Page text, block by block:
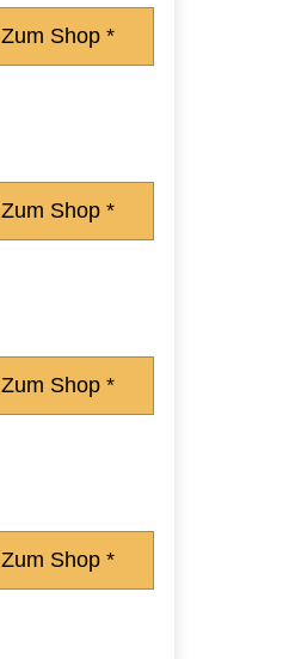
Zum Shop *
Zum Shop *
Zum Shop *
Zum Shop *